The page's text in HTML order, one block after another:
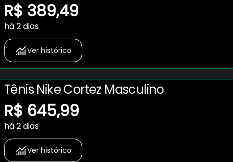
R$ 389,49
há 2 dias
Ver histórico
Tênis Nike Cortez Masculino
R$ 645,99
há 2 dias
Ver histórico